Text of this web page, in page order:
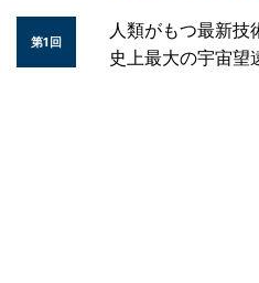
第1回
人類がもつ最新技
史上最大の宇宙望